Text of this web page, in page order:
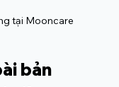
tại Mooncare
bản